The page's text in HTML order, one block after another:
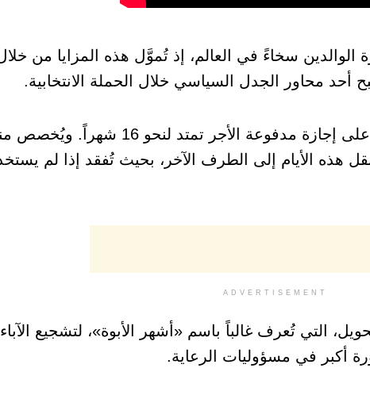
الوالدين سخاءً في العالم، إذ تُموَّل هذه المزايا من
أحد محاور الجدل السياسي خلال الحملة الانتخابية.
هذه الأيام إلى الطرف الآخر، بحيث تُفقد إذا لم
ADVERTISEMENT
التي تُعرف غالباً باسم «أشهر الأبوة»، لتشجيع
أكبر في مسؤوليات الرعاية.